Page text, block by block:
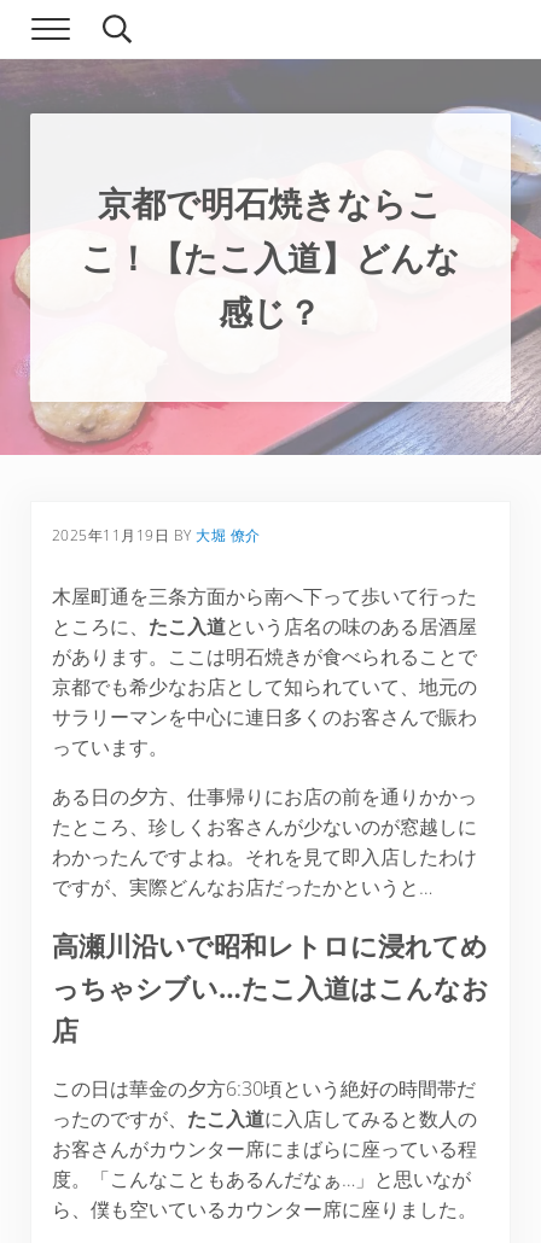
Skip to main content
Skip to header right navigation
Skip to site footer
現実逃避.com
食べ歩き、一人旅…そして時々家族旅行
Menu Search...
京都で明石焼きならこ
こ！【たこ入道】どんな
感じ？
2025年11月19日 BY大堀 僚介
木屋町通を三条方面から南へ下って歩いて行った
ところに、 たこ入道という店名の味のある居酒屋
があります。ここは明石焼きが食べられることで
京都でも希少なお店として知られていて、地元の
サラリーマンを中心に連日多くのお客さんで賑わ
っています。
ある日の夕方、仕事帰りにお店の前を通りかかっ
たところ、珍しくお客さんが少ないのが窓越しに
わかったんですよね。それを見て即入店したわけ
ですが、実際どんなお店だったかというと…
高瀬川沿いで昭和レトロに浸れてめ
っちゃシブい…たこ入道はこんなお
店
この日は華金の夕方6:30頃という絶好の時間帯だ
ったのですが、 たこ入道に入店してみると数人の
お客さんがカウンター席にまばらに座っている程
度。「こんなこともあるんだなぁ…」と思いなが
ら、僕も空いているカウンター席に座りました。